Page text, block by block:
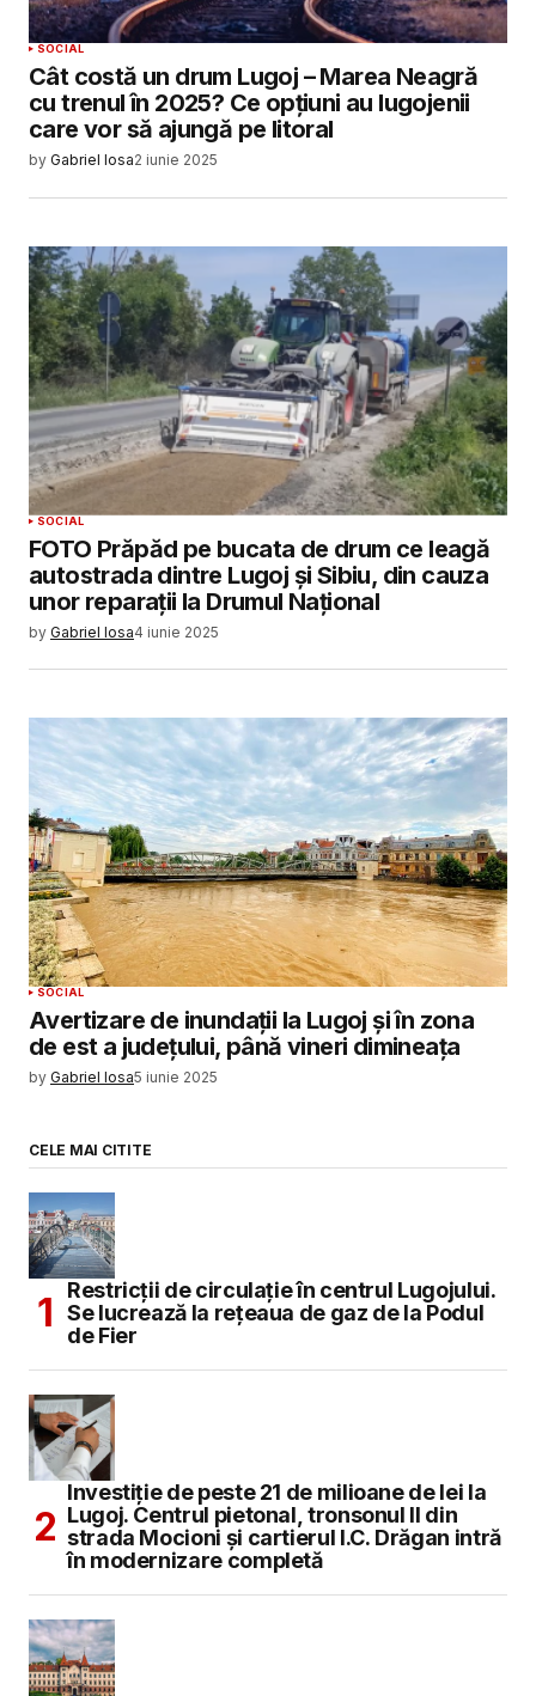
SOCIAL
Cât costă un drum Lugoj – Marea Neagră
cu trenul în 2025? Ce opțiuni au lugojenii
care vor să ajungă pe litoral
by Gabriel Iosa2 iunie 2025
SOCIAL
FOTO Prăpăd pe bucata de drum ce leagă
autostrada dintre Lugoj și Sibiu, din cauza
unor reparații la Drumul Național
by Gabriel Iosa4 iunie 2025
SOCIAL
Avertizare de inundații la Lugoj și în zona
de est a județului, până vineri dimineața
by Gabriel Iosa5 iunie 2025
CELE MAI CITITE
Restricții de circulație în centrul Lugojului.
Se lucrează la rețeaua de gaz de la Podul
de Fier
Investiție de peste 21 de milioane de lei la
Lugoj. Centrul pietonal, tronsonul II din
strada Mocioni și cartierul I.C. Drăgan intră
în modernizare completă